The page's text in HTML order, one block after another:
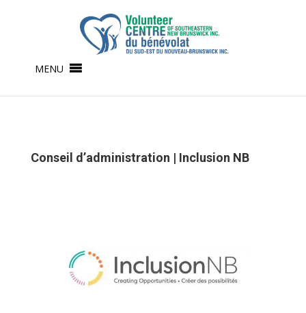
MENU
Conseil d’administration | Inclusion NB